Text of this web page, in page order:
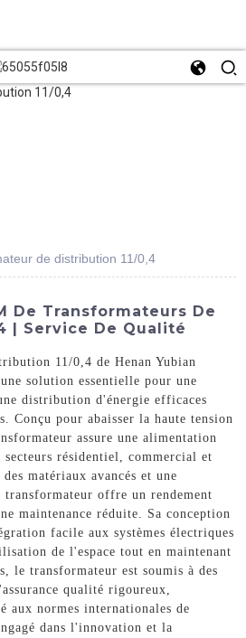
de distribution 11/0,4
De Transformateurs De
| Service De Qualité
11/0,4 de Henan Yubian
solution essentielle pour une
distribution d'énergie efficaces
Conçu pour abaisser la haute tension
assure une alimentation
résidentiel, commercial et
matériaux avancés et une
offre un rendement
maintenance réduite. Sa conception
facile aux systèmes électriques
de l'espace tout en maintenant
le transformateur est soumis à des
qualité rigoureux,
aux normes internationales de
dans l'innovation et la